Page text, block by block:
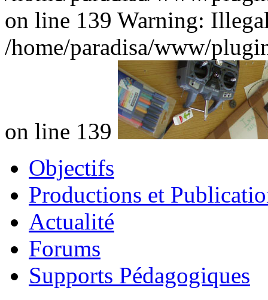
on line 139 Warning:
/home/paradisa/www/
on line 139
Objectifs
Productions et
Actualité
Forums
Supports Pédagogiques